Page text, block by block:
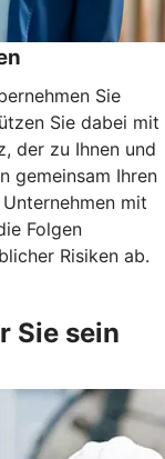
Sie
Sie dabei mit
der zu Ihnen und
gemeinsam Ihren
mit
Folgen
Risiken ab.
Sie sein